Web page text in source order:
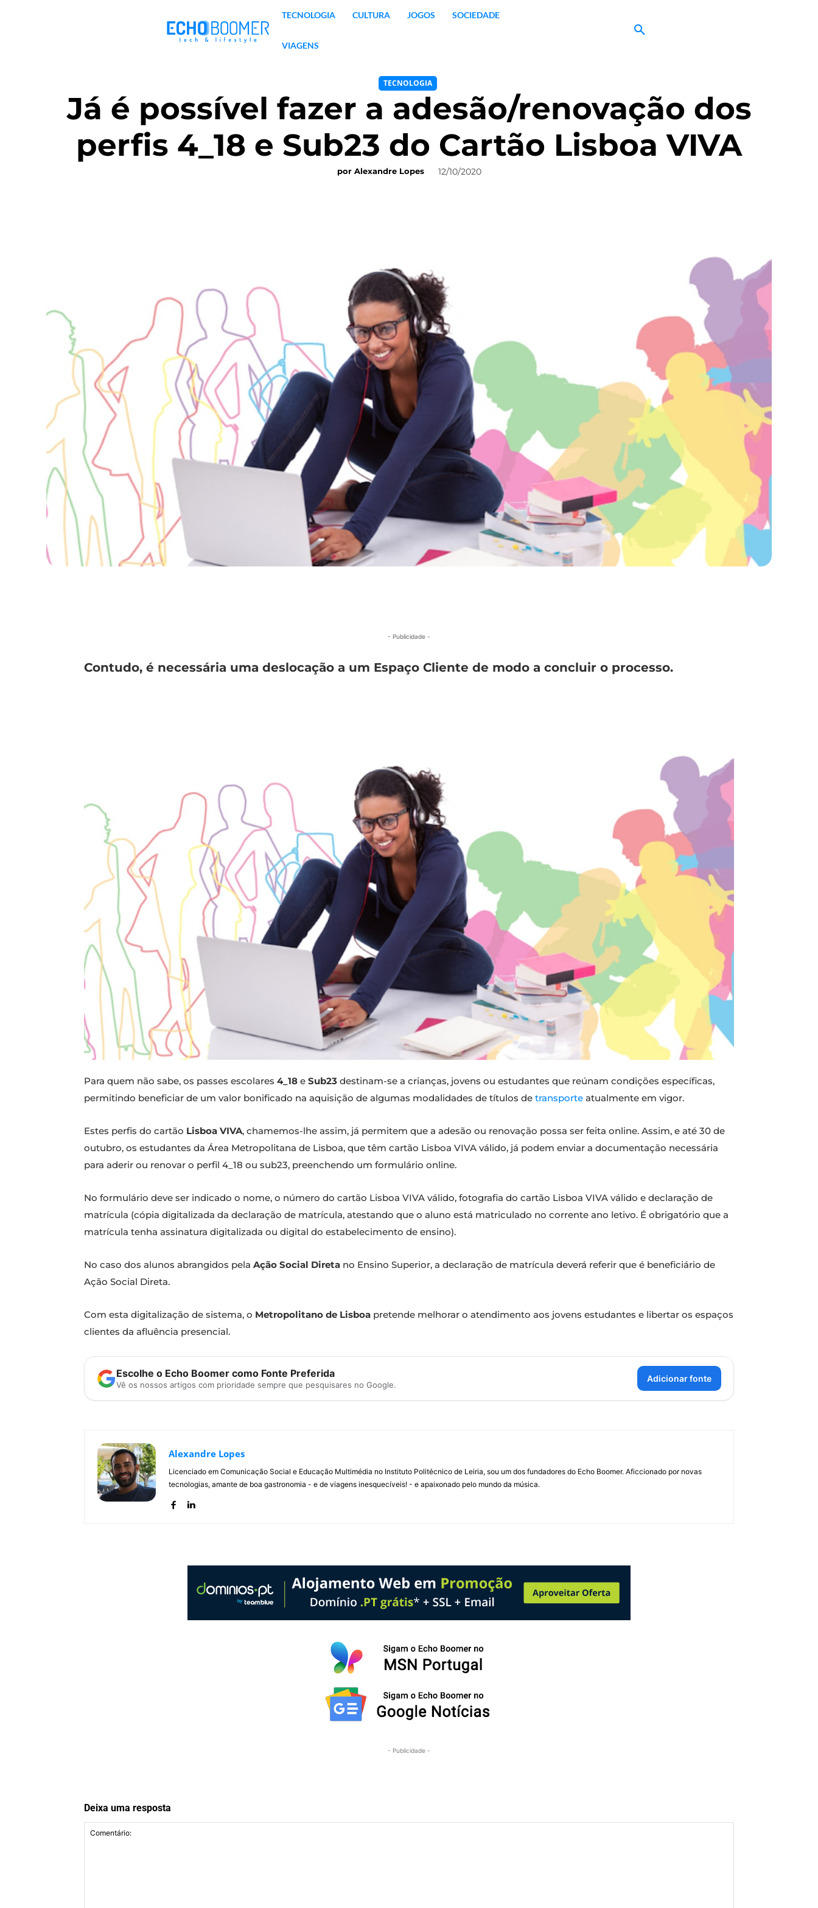
TECNOLOGIA CULTURA JOGOS SOCIEDADE
VIAGENS
TECNOLOGIA
Já é possível fazer a adesão/renovação dos
perfis 4_18 e Sub23 do Cartão Lisboa VIVA
por Alexandre Lopes 12/10/2020
- Publicidade -
Contudo, é necessária uma deslocação a um Espaço Cliente de modo a concluir o processo.
Para quem não sabe, os passes escolares 4_18 e Sub23 destinam-se a crianças, jovens ou estudantes que reúnam condições específicas,
permitindo beneficiar de um valor bonificado na aquisição de algumas modalidades de títulos de transporte atualmente em vigor.
Estes perfis do cartão Lisboa VIVA, chamemos-lhe assim, já permitem que a adesão ou renovação possa ser feita online. Assim, e até 30 de
outubro, os estudantes da Área Metropolitana de Lisboa, que têm cartão Lisboa VIVA válido, já podem enviar a documentação necessária
para aderir ou renovar o perfil 4_18 ou sub23, preenchendo um formulário online.
No formulário deve ser indicado o nome, o número do cartão Lisboa VIVA válido, fotografia do cartão Lisboa VIVA válido e declaração de
matrícula (cópia digitalizada da declaração de matrícula, atestando que o aluno está matriculado no corrente ano letivo. É obrigatório que a
matrícula tenha assinatura digitalizada ou digital do estabelecimento de ensino).
No caso dos alunos abrangidos pela Ação Social Direta no Ensino Superior, a declaração de matrícula deverá referir que é beneficiário de
Ação Social Direta.
Com esta digitalização de sistema, o Metropolitano de Lisboa pretende melhorar o atendimento aos jovens estudantes e libertar os espaços
clientes da afluência presencial.
Escolhe o Echo Boomer como Fonte Preferida
Vê os nossos artigos com prioridade sempre que pesquisares no Google.
Adicionar fonte
Alexandre Lopes
Licenciado em Comunicação Social e Educação Multimédia no Instituto Politécnico de Leiria, sou um dos fundadores do Echo Boomer. Aficcionado por novas
tecnologias, amante de boa gastronomia - e de viagens inesquecíveis! - e apaixonado pelo mundo da música.
- Publicidade -
Deixa uma resposta